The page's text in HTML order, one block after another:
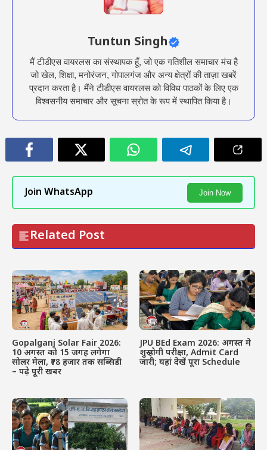
Tuntun Singh
मैं टीडीएस वायरलस का संस्थापक हूँ, जो एक गतिशील समाचार मंच है
जो खेल, शिक्षा, मनोरंजन, गोपालगंज और अन्य क्षेत्रों की ताज़ा खबरें
प्रदान करता है। मैंने टीडीएस वायरलस को विविध पाठकों के लिए एक
विश्वसनीय समाचार और सूचना स्रोत के रूप में स्थापित किया है।
Join WhatsApp Join Now
Related Post
Gopalganj Solar Fair 2026:
10 अगस्त को 15 जगह लगेगा
सोलर मेला, ₹78 हजार तक सब्सिडी
– पढ़े पूरी खबर
JPU BEd Exam 2026: अगस्त मे
शुरू होगी परीक्षा, Admit Card
जारी; यहां देखें पूरा Schedule